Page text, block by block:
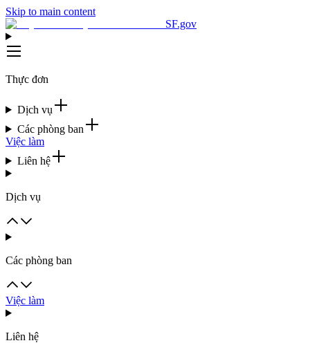
Skip to main content
SF.gov
Thực đơn
Dịch vụ
Các phòng ban
Việc làm
Liên hệ
Dịch vụ
Các phòng ban
Việc làm
Liên hệ